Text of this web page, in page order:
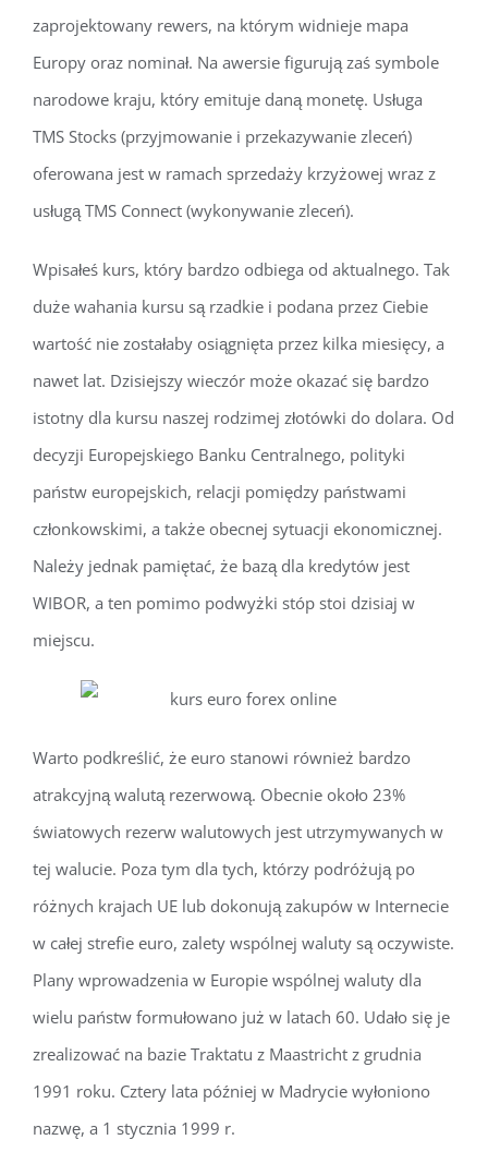
zaprojektowany rewers, na którym widnieje mapa
Europy oraz nominał. Na awersie figurują zaś symbole
narodowe kraju, który emituje daną monetę. Usługa
TMS Stocks (przyjmowanie i przekazywanie zleceń)
oferowana jest w ramach sprzedaży krzyżowej wraz z
usługą TMS Connect (wykonywanie zleceń).
Wpisałeś kurs, który bardzo odbiega od aktualnego. Tak
duże wahania kursu są rzadkie i podana przez Ciebie
wartość nie zostałaby osiągnięta przez kilka miesięcy, a
nawet lat. Dzisiejszy wieczór może okazać się bardzo
istotny dla kursu naszej rodzimej złotówki do dolara. Od
decyzji Europejskiego Banku Centralnego, polityki
państw europejskich, relacji pomiędzy państwami
członkowskimi, a także obecnej sytuacji ekonomicznej.
Należy jednak pamiętać, że bazą dla kredytów jest
WIBOR, a ten pomimo podwyżki stóp stoi dzisiaj w
miejscu.
Warto podkreślić, że euro stanowi również bardzo
atrakcyjną walutą rezerwową. Obecnie około 23%
światowych rezerw walutowych jest utrzymywanych w
tej walucie. Poza tym dla tych, którzy podróżują po
różnych krajach UE lub dokonują zakupów w Internecie
w całej strefie euro, zalety wspólnej waluty są oczywiste.
Plany wprowadzenia w Europie wspólnej waluty dla
wielu państw formułowano już w latach 60. Udało się je
zrealizować na bazie Traktatu z Maastricht z grudnia
1991 roku. Cztery lata później w Madrycie wyłoniono
nazwę, a 1 stycznia 1999 r.